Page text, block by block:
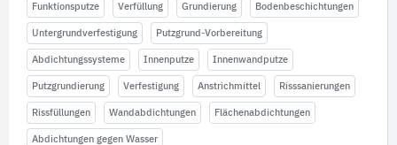
Funktionsputze Verfüllung Grundierung Bodenbeschichtungen
Untergrundverfestigung Putzgrund-Vorbereitung
Abdichtungssysteme Innenputze Innenwandputze
Putzgrundierung Verfestigung Anstrichmittel Risssanierungen
Rissfüllungen Wandabdichtungen Flächenabdichtungen
Abdichtungen gegen Wasser